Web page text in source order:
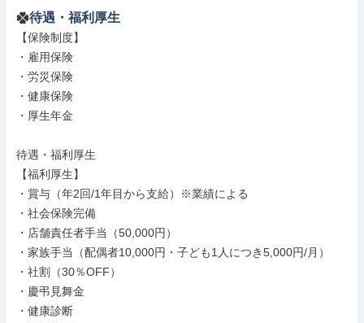
待遇・福利厚生
【保険制度】
・雇用保険
・労災保険
・健康保険
・厚生年金
待遇・福利厚生
【福利厚生】
・賞与（年2回/1年目から支給）※業績による
・社会保険完備
・店舗責任者手当（50,000円）
・家族手当（配偶者10,000円・子ども1人につき5,000円/月）
・社割（30％OFF）
・慶弔見舞金
・健康診断